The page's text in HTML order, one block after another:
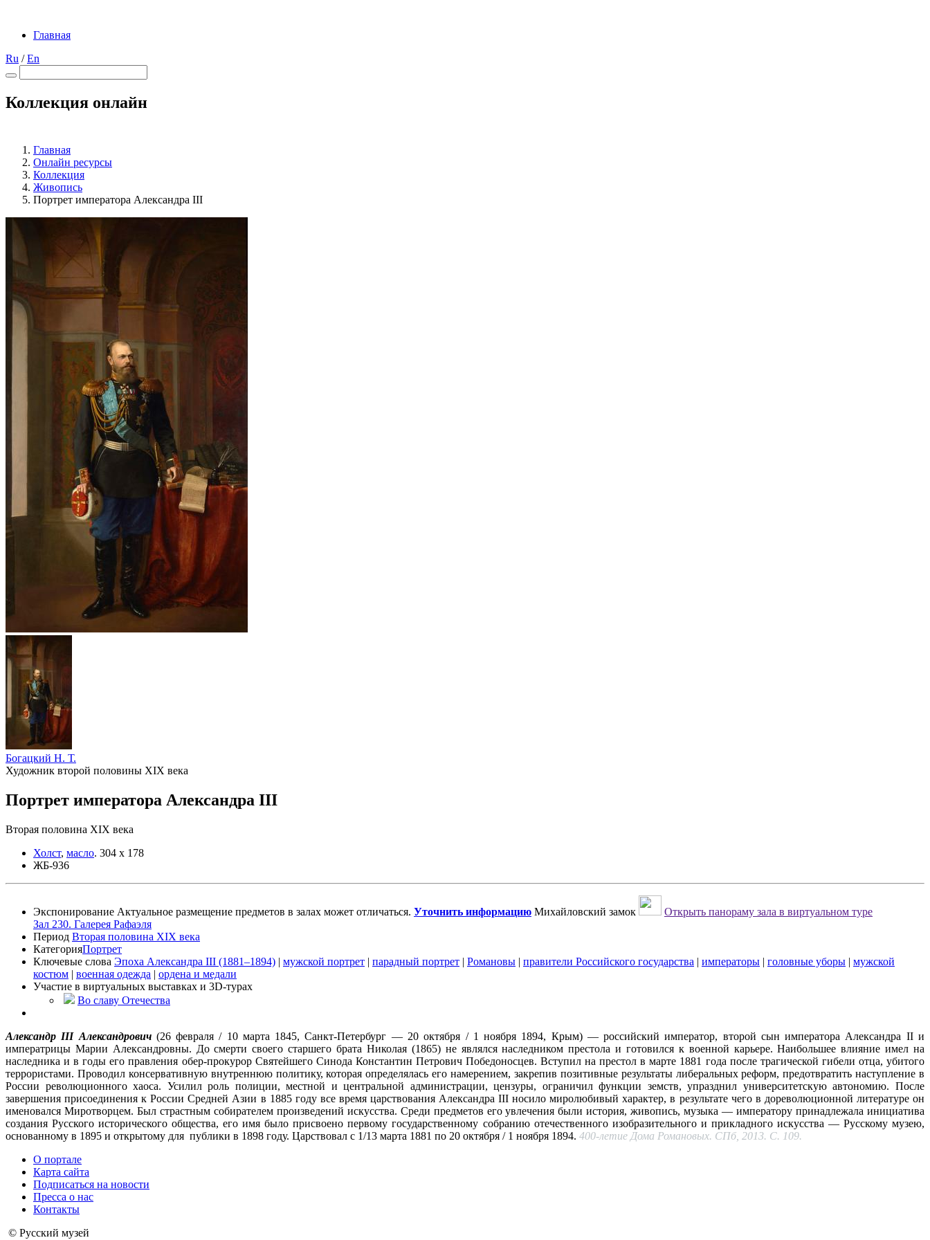
Главная
Ru /En
Коллекция онлайн
Главная
Онлайн ресурсы
Коллекция
Живопись
Портрет императора Александра III
Богацкий Н. Т.
Художник второй половины XIX века
Портрет императора Александра III
Вторая половина XIX века
Холст, масло. 304 х 178
ЖБ-936
Экспонирование Актуальное размещение предметов в залах может отличаться. Уточнить информацию Михайловский замок
Открыть панораму зала в виртуальном туре
Зал 230. Галерея Рафаэля
Период Вторая половина XIX века
КатегорияПортрет
Ключевые слова Эпоха Александра III (1881–1894) | мужской портрет | парадный портрет | Романовы | правители Российского государства | императоры | головные уборы | мужской
костюм | военная одежда | ордена и медали
Участие в виртуальных выставках и 3D-турах
Во славу Отечества
Александр III Александрович (26 февраля / 10 марта 1845, Санкт-Петербург — 20 октября / 1 ноября 1894, Крым) — российский император, второй сын императора Александра II и
императрицы Марии Александровны. До смерти своего старшего брата Николая (1865) не являлся наследником престола и готовился к военной карьере. Наибольшее влияние имел на
наследника и в годы его правления обер-прокурор Святейшего Синода Константин Петрович Победоносцев. Вступил на престол в марте 1881 года после трагической гибели отца, убитого
террористами. Проводил консервативную внутреннюю политику, которая определялась его намерением, закрепив позитивные результаты либеральных реформ, предотвратить наступление в
России революционного хаоса. Усилил роль полиции, местной и центральной администрации, цензуры, ограничил функции земств, упразднил университетскую автономию. После
завершения присоединения к России Средней Азии в 1885 году все время царствования Александра III носило миролюбивый характер, в результате чего в дореволюционной литературе он
именовался Миротворцем. Был страстным собирателем произведений искусства. Среди предметов его увлечения были история, живопись, музыка — императору принадлежала инициатива
создания Русского исторического общества, его имя было присвоено первому государственному собранию отечественного изобразительного и прикладного искусства — Русскому музею,
основанному в 1895 и открытому для публики в 1898 году. Царствовал с 1/13 марта 1881 по 20 октября / 1 ноября 1894. 400-летие Дома Романовых. СПб, 2013. С. 109.
О портале
Карта сайта
Подписаться на новости
Пресса о нас
Контакты
© Русский музей